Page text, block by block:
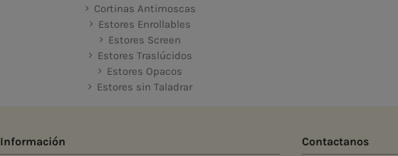
Cortinas Antimoscas
Estores Enrollables
Estores Screen
Estores Traslúcidos
Estores Opacos
Estores sin Taladrar
Información Contactanos